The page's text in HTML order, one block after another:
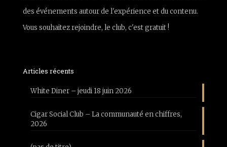
des événements autour de l'expérience et du contenu.
Vous souhaitez rejoindre, le club, c'est gratuit !
Articles récents
White Diner – jeudi 18 juin 2026
Cigar Social Club – La communauté en chiffres,
2026